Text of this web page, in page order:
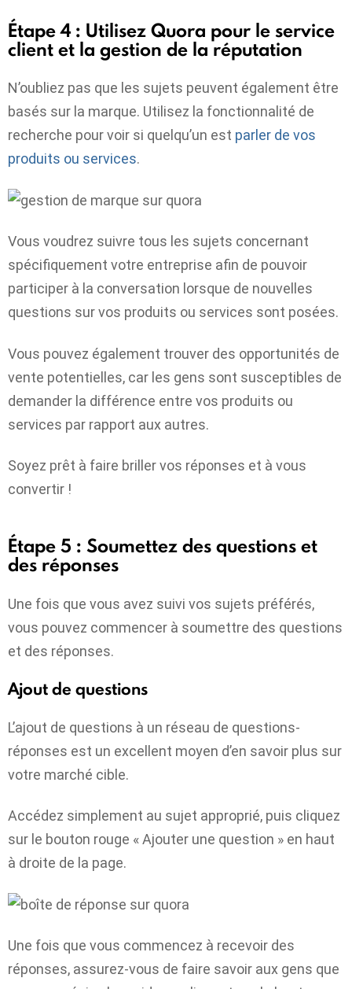
Étape 4 : Utilisez Quora pour le service
client et la gestion de la réputation
N’oubliez pas que les sujets peuvent également être
basés sur la marque. Utilisez la fonctionnalité de
recherche pour voir si quelqu’un est parler de vos
produits ou services.
Vous voudrez suivre tous les sujets concernant
spécifiquement votre entreprise afin de pouvoir
participer à la conversation lorsque de nouvelles
questions sur vos produits ou services sont posées.
Vous pouvez également trouver des opportunités de
vente potentielles, car les gens sont susceptibles de
demander la différence entre vos produits ou
services par rapport aux autres.
Soyez prêt à faire briller vos réponses et à vous
convertir !
Étape 5 : Soumettez des questions et
des réponses
Une fois que vous avez suivi vos sujets préférés,
vous pouvez commencer à soumettre des questions
et des réponses.
Ajout de questions
L’ajout de questions à un réseau de questions-
réponses est un excellent moyen d’en savoir plus sur
votre marché cible.
Accédez simplement au sujet approprié, puis cliquez
sur le bouton rouge « Ajouter une question » en haut
à droite de la page.
Une fois que vous commencez à recevoir des
réponses, assurez-vous de faire savoir aux gens que